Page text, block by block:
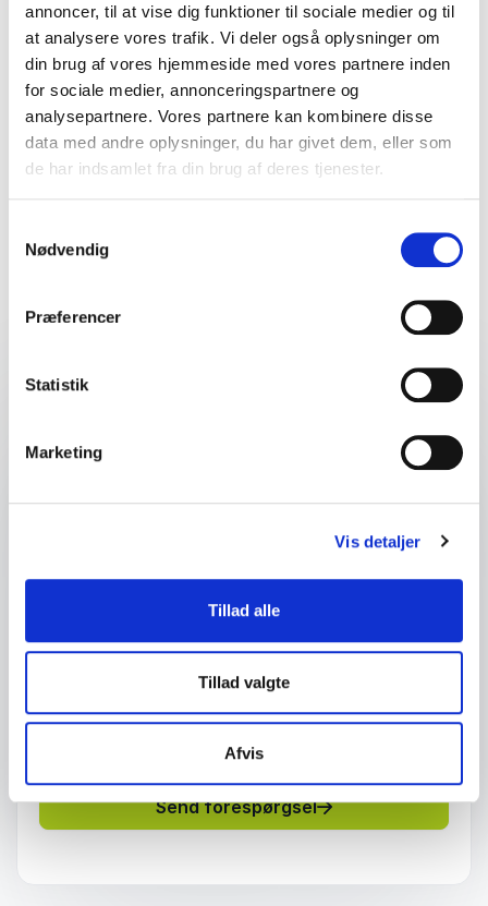
annoncer, til at vise dig funktioner til sociale medier og til
at analysere vores trafik. Vi deler også oplysninger om
din brug af vores hjemmeside med vores partnere inden
for sociale medier, annonceringspartnere og
analysepartnere. Vores partnere kan kombinere disse
data med andre oplysninger, du har givet dem, eller som
de har indsamlet fra din brug af deres tjenester.
Nødvendig
Præferencer
Statistik
Marketing
Vis detaljer
Tillad alle
Tillad valgte
Afvis
Jacob Birkler
Ekspert i sundhedsetik, der
med sine foredrag om
omsorg, værdighed og de
etiske dilemmaer i
sundhedssektoren, oplyser
og engagerer sit publikum.
Kim Leine
Forfatter og sygeplejerske,
der fængsler med
personlige og medrivende
foredrag baseret på sit liv
og litterære værker. Deler
indsigt med passion.
Dit navn
E-mail*
Send forespørgsel